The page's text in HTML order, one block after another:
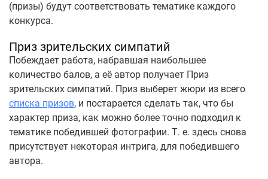
(призы) будут соответствовать тематике каждого
конкурса.
Приз зрительских симпатий
Побеждает работа, набравшая наибольшее
количество балов, а её автор получает Приз
зрительских симпатий. Приз выберет жюри из всего
списка призов, и постарается сделать так, что бы
характер приза, как можно более точно подходил к
тематике победившей фотографии. Т. е. здесь снова
присутствует некоторая интрига, для победившего
автора.